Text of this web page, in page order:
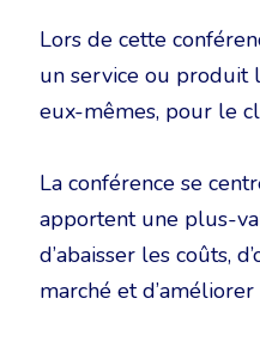
Lors de cette
un service ou
eux-mêmes, pour le
La conférence se
apportent une plus-
d’abaisser les coûts,
marché et